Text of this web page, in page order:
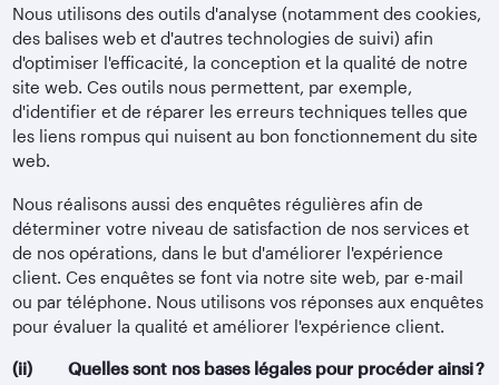
Nous utilisons des outils d'analyse (notamment des cookies,
des balises web et d'autres technologies de suivi) afin
d'optimiser l'efficacité, la conception et la qualité de notre
site web. Ces outils nous permettent, par exemple,
d'identifier et de réparer les erreurs techniques telles que
les liens rompus qui nuisent au bon fonctionnement du site
web.
Nous réalisons aussi des enquêtes régulières afin de
déterminer votre niveau de satisfaction de nos services et
de nos opérations, dans le but d'améliorer l'expérience
client. Ces enquêtes se font via notre site web, par e-mail
ou par téléphone. Nous utilisons vos réponses aux enquêtes
pour évaluer la qualité et améliorer l'expérience client.
(ii) Quelles sont nos bases légales pour procéder ainsi ?